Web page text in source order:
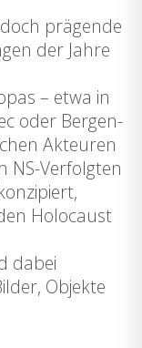
prägende
der Jahre
– etwa in
oder Bergen-
Akteuren
NS-Verfolgten
Holocaust
dabei
Objekte